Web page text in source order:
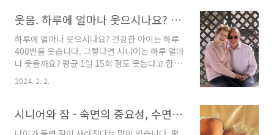
대해 알아보고 외로움을 가장 잘 이겨낼 수 있는
어 쓸쓸한 마음이나 느끼는것'을 뜻하는 외로움
은 2020년 코로나바이러스의 확산을 막기 위해
사회적 거리 두기나 자가격리를 통해 시니어를
포함한 전 세대가 겪었습니다. 미국의 공중보건
재의 수많은 유행병의 근본 원인으로 규정했습니
다. 혼자 사..
웃음. 하루에 얼마나 웃으시나요? 웃어야하는 이유
하루에 얼마나 웃으시나요? 건강한 아이는 하루
400번을 웃습니다. 그렇다면 시니어는 하루 얼마
나 웃을까요? 평균 1일 15회 정도 웃는다고 합니
다. 성인이 된 후엔 대부분의 사람들은 웃음이 적
어졌습니다. 웃음은 단순히 표현중에 하나가 아
되는 행동입니다. 과거 사람들은 이미 웃음의 장
점을 알고 웃는 것을 권장헀습니다. 웃음이 만병
2024. 2. 2.
시니어와 잠 - 숙면의 중요성, 수면장애, 잘 자려면?